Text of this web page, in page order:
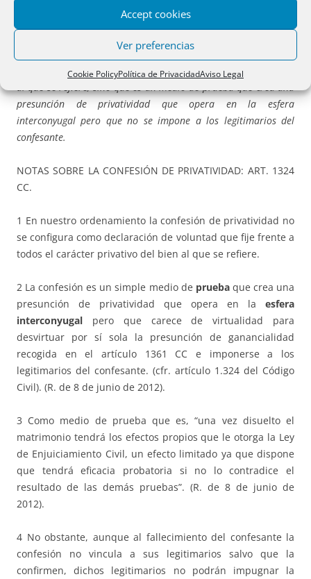
Accept cookies
Ver preferencias
Cookie PolicyPolítica de PrivacidadAviso Legal
HIPOTECARIO: Notarías. T. 41. Registros. T. 46
La confesión de privatividad no se configura como declaración
de voluntad que fije frente a todos el carácter privativo del bien
al que se refiere, sino que es un medio de prueba que crea una
presunción de privatividad que opera en la esfera
interconyugal pero que no se impone a los legitimarios del
confesante.
NOTAS SOBRE LA CONFESIÓN DE PRIVATIVIDAD: ART. 1324
CC.
1 En nuestro ordenamiento la confesión de privatividad no
se configura como declaración de voluntad que fije frente a
todos el carácter privativo del bien al que se refiere.
2 La confesión es un simple medio de prueba que crea una
presunción de privatividad que opera en la esfera
interconyugal pero que carece de virtualidad para
desvirtuar por sí sola la presunción de ganancialidad
recogida en el artículo 1361 CC e imponerse a los
legitimarios del confesante. (cfr. artículo 1.324 del Código
Civil). (R. de 8 de junio de 2012).
3 Como medio de prueba que es, “una vez disuelto el
matrimonio tendrá los efectos propios que le otorga la Ley
de Enjuiciamiento Civil, un efecto limitado ya que dispone
que tendrá eficacia probatoria si no lo contradice el
resultado de las demás pruebas”. (R. de 8 de junio de
2012).
4 No obstante, aunque al fallecimiento del confesante la
confesión no vincula a sus legitimarios salvo que la
confirmen, dichos legitimarios no podrán impugnar la